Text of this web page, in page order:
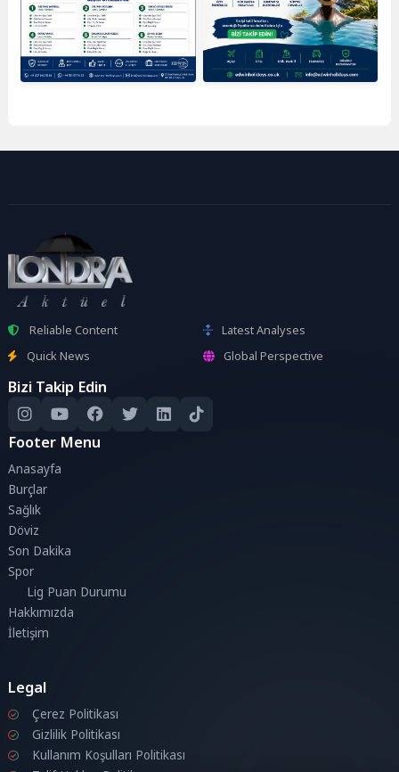
Reliable Content
Latest Analyses
Quick News
Global Perspective
Bizi Takip Edin
Footer Menu
Anasayfa
Burçlar
Sağlık
Döviz
Son Dakika
Spor
Lig Puan Durumu
Hakkımızda
İletişim
Legal
Çerez Politikası
Gizlilik Politikası
Kullanım Koşulları Politikası